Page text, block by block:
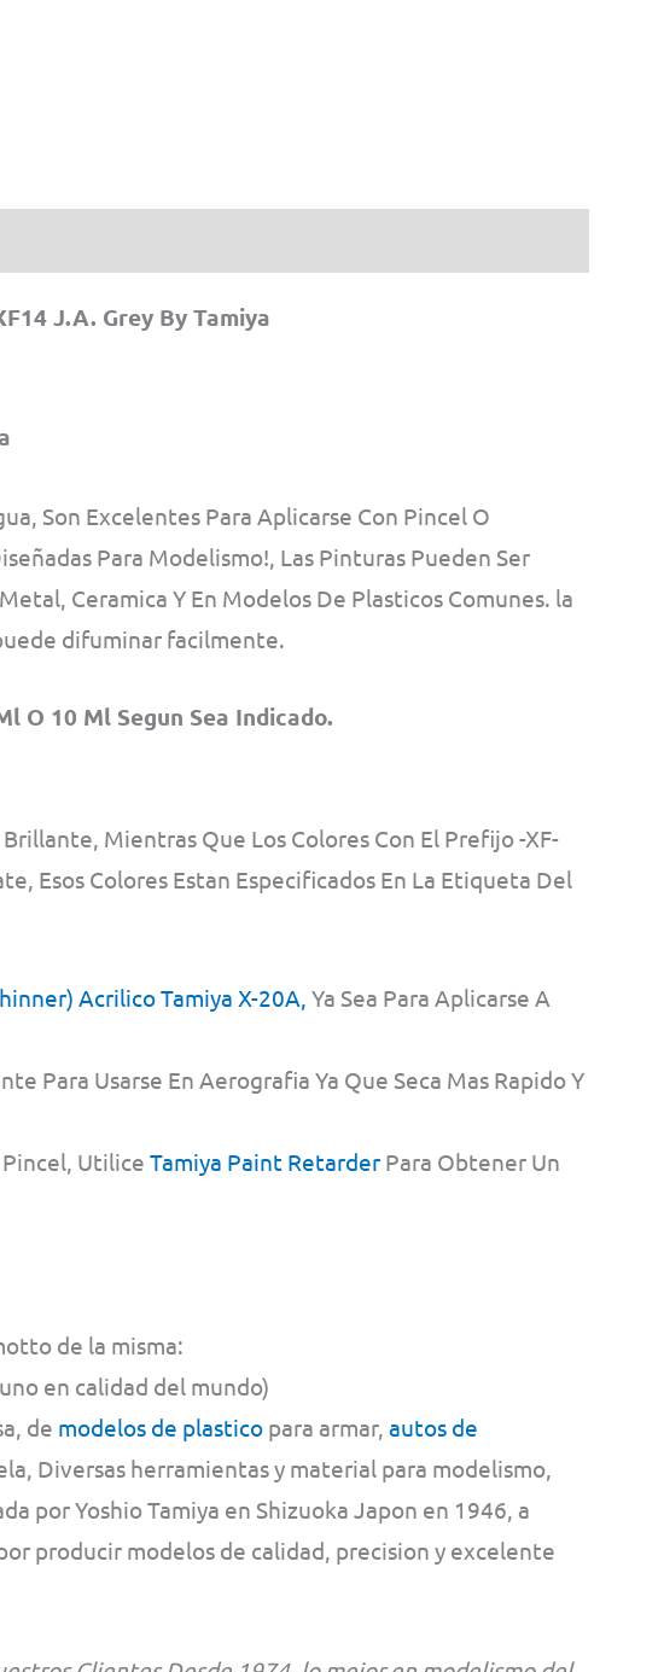
J.A. Grey By Tamiya
Son Excelentes Para Aplicarse Con Pincel O
Para Modelismo!, Las Pinturas Pueden Ser
Ceramica Y En Modelos De Plasticos Comunes. la
difuminar facilmente.
O 10 Ml Segun Sea Indicado.
Mientras Que Los Colores Con El Prefijo -XF-
Esos Colores Estan Especificados En La Etiqueta Del
Acrilico Tamiya X-20A, Ya Sea Para Aplicarse A
Para Usarse En Aerografia Ya Que Seca Mas Rapido Y
Utilice Tamiya Paint RetarderPara Obtener Un
de la misma:
en calidad del mundo)
de modelos de plasticopara armar, autos de
Diversas herramientas y material para modelismo,
por Yoshio Tamiya en Shizuoka Japon en 1946, a
producir modelos de calidad, precision y excelente